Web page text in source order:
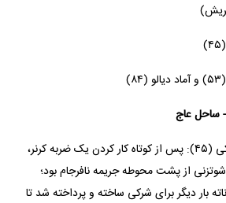
ساحل عاج
فرانسه ۱-۰ ساحل عاج؛ شرکی (۴۵): پس از کوتاه کار کردن یک ضربه کرنر،
از پشت محوطه جریمه نافرجام بود؛
بار دیگر برای شرکی ساخته و پرداخته شد تا